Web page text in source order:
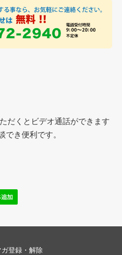
だくとビデオ通話ができます
き便利です。
ガ登録・解除